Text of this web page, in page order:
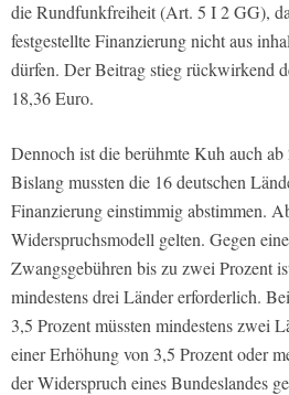
die Rundfunkfreiheit (Art. 5 I 2 GG),
festgestellte Finanzierung nicht aus
dürfen. Der Beitrag stieg rückwirkend
18,36 Euro.
Dennoch ist die berühmte Kuh auch
Bislang mussten die 16 deutschen
Finanzierung einstimmig abstimmen.
Widerspruchsmodell gelten. Gegen
Zwangsgebühren bis zu zwei Prozent
mindestens drei Länder erforderlich.
3,5 Prozent müssten mindestens zwei
einer Erhöhung von 3,5 Prozent oder
der Widerspruch eines Bundeslandes